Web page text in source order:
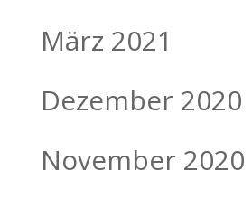
März 2021
Dezember 2020
November 2020